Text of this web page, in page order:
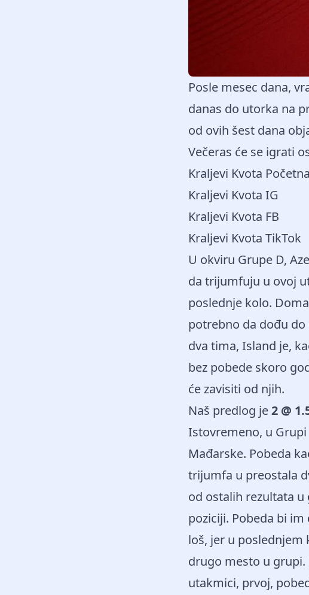
Posle mesec dana,
danas do utorka na
od ovih šest dana
Večeras će se igrati
Kraljevi Kvota
Kraljevi Kvota IG
Kraljevi Kvota FB
Kraljevi Kvota TikTok
U okviru Grupe D,
da trijumfuju u ovoj
poslednje kolo.
potrebno da dođu
dva tima, Island je,
bez pobede skoro
će zavisiti od njih.
Naš predlog je2 @
Istovremeno, u Grupi
Mađarske. Pobeda
trijumfa u preostala
od ostalih rezultata
poziciji. Pobeda bi
loš, jer u
drugo mesto u
utakmici, prvoj,